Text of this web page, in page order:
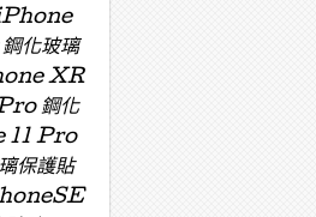
化玻璃
XR
鋼化
11 Pro
保護貼